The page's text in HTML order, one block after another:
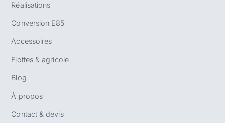
Réalisations
Conversion E85
Accessoires
Flottes & agricole
Blog
À propos
Contact & devis